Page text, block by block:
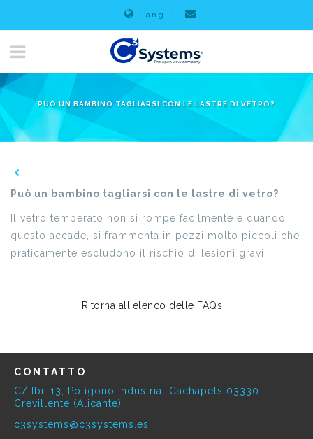
Lang
PUÒ UN BAMBINO TAGLIARSI CON LE LASTRE DI VETRO?
Può un bambino tagliarsi con le lastre di vetro?
Il vetro temperato non si rompe facilmente e quando
questo accade, si frammenta in pezzi molto piccoli che
praticamente escludono il rischio di lesioni gravi.
Ritorna all'elenco delle FAQs
CONTATTO
C/ Ibi, 13, Polígono Industrial Cachapets 03330
Crevillente (Alicante)
c3systems@c3systems.es